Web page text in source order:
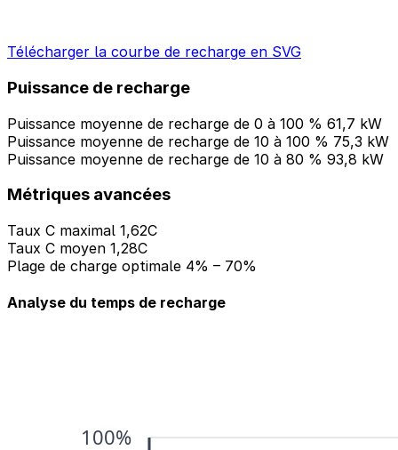
Télécharger la courbe de recharge en SVG
Puissance de recharge
Puissance moyenne de recharge de 0 à 100 % 61,7 kW
Puissance moyenne de recharge de 10 à 100 % 75,3 kW
Puissance moyenne de recharge de 10 à 80 % 93,8 kW
Métriques avancées
Taux C maximal 1,62C
Taux C moyen 1,28C
Plage de charge optimale 4% – 70%
Analyse du temps de recharge